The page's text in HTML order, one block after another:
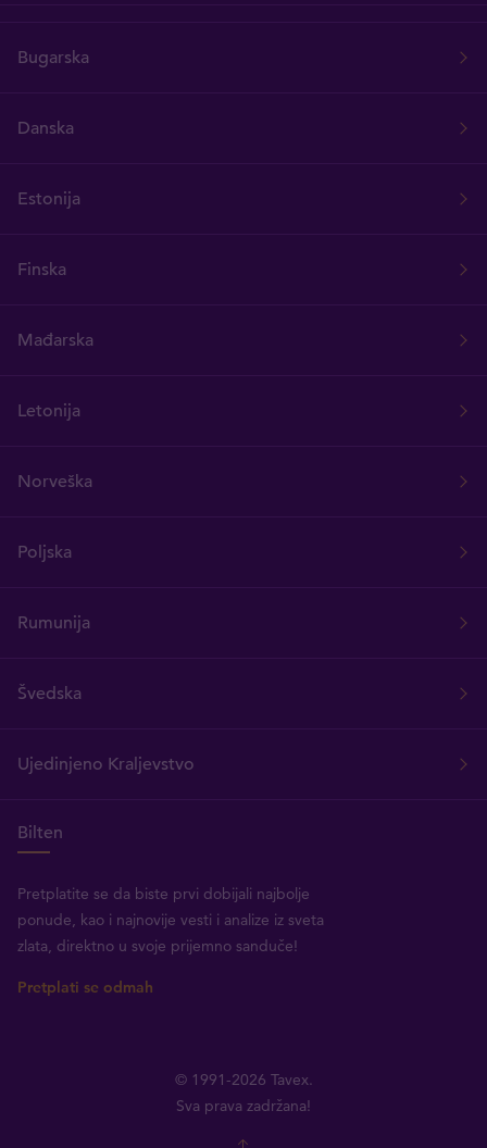
Bugarska
Danska
Estonija
Finska
Mađarska
Letonija
Norveška
Poljska
Rumunija
Švedska
Ujedinjeno Kraljevstvo
Bilten
Pretplatite se da biste prvi dobijali najbolje
ponude, kao i najnovije vesti i analize iz sveta
zlata, direktno u svoje prijemno sanduče!
Pretplati se odmah
© 1991-2026 Tavex.
Sva prava zadržana!